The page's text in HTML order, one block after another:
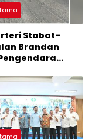
Stabat–
Brandan